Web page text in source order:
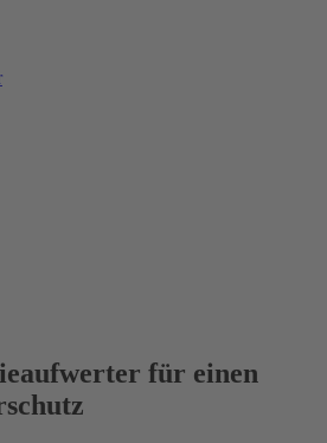
für einen